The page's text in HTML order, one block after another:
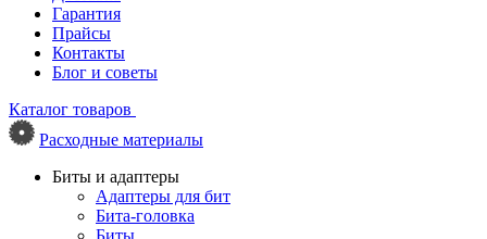
Гарантия
Прайсы
Контакты
Блог и советы
Каталог товаров
Расходные материалы
Биты и адаптеры
Адаптеры для бит
Бита-головка
Биты